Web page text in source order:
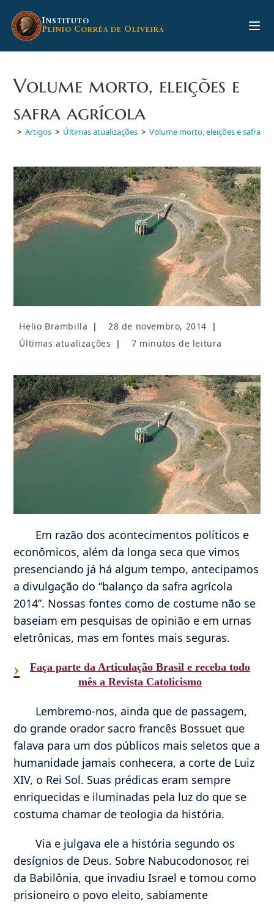
para
INSTITUTO
PLINIO CORRÊA DE OLIVEIRA
Volume morto, eleições e
safra agrícola
> Artigos > Últimas atualizações > Volume morto, eleições e safra
Autor
post:
Helio Brambilla
Post
28 de novembro, 2014
Categoria
Últimas atualizações
Tempo
7 minutos de leitura
Em razão dos acontecimentos políticos e
econômicos, além da longa seca que vimos
presenciando já há algum tempo, antecipamos
a divulgação do “balanço da safra agrícola
2014”. Nossas fontes como de costume não se
baseiam em pesquisas de opinião e em urnas
eletrônicas, mas em fontes mais seguras.
›
Faça parte da Articulação Brasil e receba todo
mês a Revista Catolicismo
Lembremo-nos, ainda que de passagem,
do grande orador sacro francês Bossuet que
falava para um dos públicos mais seletos que a
humanidade jamais conhecera, a corte de Luiz
XIV, o Rei Sol. Suas prédicas eram sempre
enriquecidas e iluminadas pela luz do que se
costuma chamar de teologia da história.
Via e julgava ele a história segundo os
desígnios de Deus. Sobre Nabucodonosor, rei
da Babilônia, que invadiu Israel e tomou como
prisioneiro o povo eleito, sabiamente